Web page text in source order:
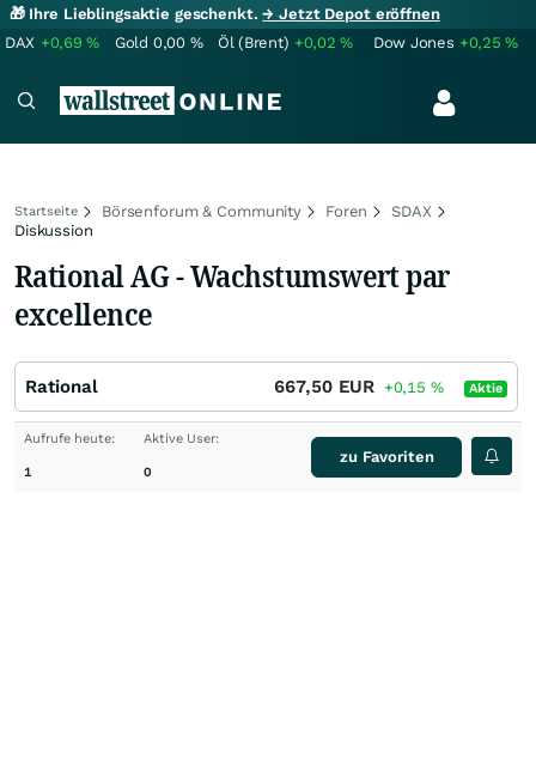
🎁 Ihre Lieblingsaktie geschenkt.→ Jetzt Depot eröffnen
DAX +0,69% Gold 0,00 % Öl (Brent) +0,02% Dow Jones +0,25%
Startseite Börsenforum & Community Foren
SDAX
Diskussion
Rational AG - Wachstumswert par
excellence
Rational 667,50 EUR +0,15 % Aktie
Aufrufe heute:
1
Aktive User:
0
zu Favoriten